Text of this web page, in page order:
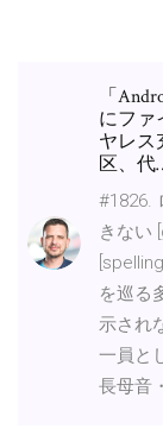
「
にファ
ヤレス
区、代
#1826.
きない
を巡る
示され
一員と
長母音